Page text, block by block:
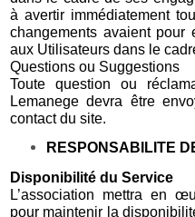
à avertir immédiatement
changements avaient pour
aux Utilisateurs dans le
Questions ou Suggestions
Toute question ou
Lemanege devra être
contact du site.
RESPONSABILITE
Disponibilité du Service
L’association mettra en
pour maintenir la